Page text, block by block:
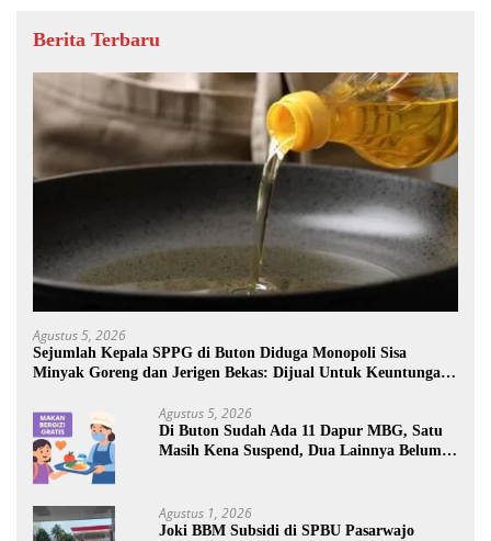
Berita Terbaru
Agustus 5, 2026
Sejumlah Kepala SPPG di Buton Diduga Monopoli Sisa
Minyak Goreng dan Jerigen Bekas: Dijual Untuk Keuntungan
Agustus 5, 2026
Di Buton Sudah Ada 11 Dapur MBG, Satu
Masih Kena Suspend, Dua Lainnya Belum
Agustus 1, 2026
Joki BBM Subsidi di SPBU Pasarwajo